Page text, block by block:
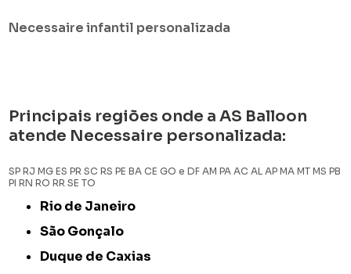
Necessaire infantil personalizada
Principais regiões onde a AS Balloon
atende Necessaire personalizada:
SP RJ MG ES PR SC RS PE BA CE GO e DF AM PA AC AL AP MA MT MS PB
PI RN RO RR SE TO
Rio de Janeiro
São Gonçalo
Duque de Caxias